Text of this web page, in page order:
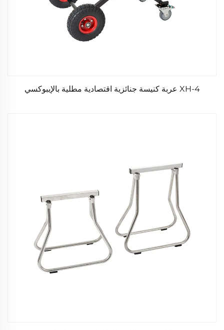
XH-4 عربة كنيسة جنائزية اقتصادية مطلية بالإيبوكسي